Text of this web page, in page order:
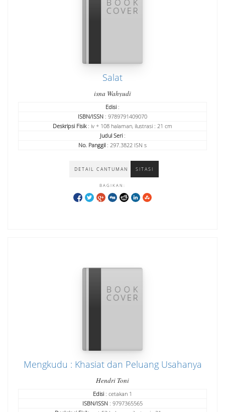
Salat
isna Wahyudi
Edisi :
ISBN/ISSN : 9789791409070
Deskripsi Fisik: iv + 108 halaman, ilustrasi : 21 cm
Judul Seri:
No. Panggil : 297.3822 ISN s
DETAIL CANTUMAN SITASI
BAGIKAN:
Mengkudu : Khasiat dan Peluang Usahanya
Hendri Toni
Edisi : cetakan 1
ISBN/ISSN : 9797365565